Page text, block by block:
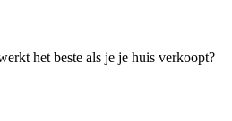
het beste als je je huis verkoopt?